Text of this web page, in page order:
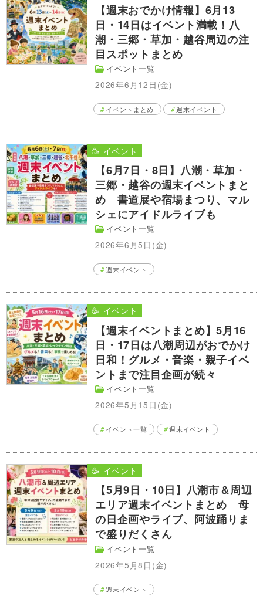
【週末おでかけ情報】6月13
日・14日はイベント満載！八
潮・三郷・草加・越谷周辺の注
目スポットまとめ
イベント一覧
2026年6月12日(金)
イベントまとめ 週末イベント
【6月7日・8日】八潮・草加・
三郷・越谷の週末イベントまと
め 書道展や宿場まつり、マル
シェにアイドルライブも
イベント一覧
2026年6月5日(金)
🥳 イベント
週末イベント
【週末イベントまとめ】5月16
日・17日は八潮周辺がおでかけ
日和！グルメ・音楽・親子イベ
ントまで注目企画が続々
イベント一覧
2026年5月15日(金)
🥳 イベント
イベント一覧 週末イベント
【5月9日・10日】八潮市＆周辺
エリア週末イベントまとめ 母
の日企画やライブ、阿波踊りま
で盛りだくさん
イベント一覧
2026年5月8日(金)
🥳 イベント
週末イベント